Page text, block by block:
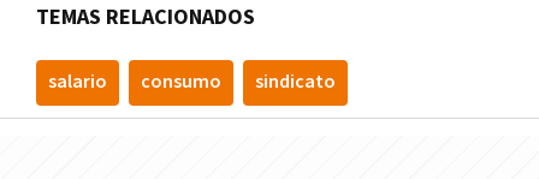
TEMAS RELACIONADOS
salario consumo sindicato